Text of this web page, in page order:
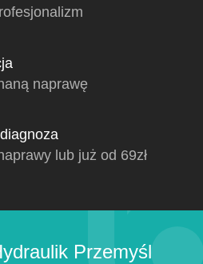
naprawę
lub już od 69zł
Przemyśl